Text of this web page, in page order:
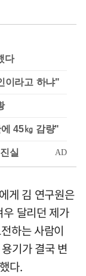
다
이라고 하냐"
45㎏ 감량"
게 김 연구원은
달리던 제가
하는 사람이
기가 결국 변
다.